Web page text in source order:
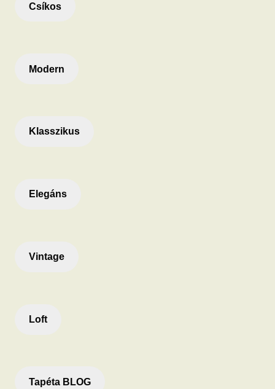
Csíkos
Modern
Klasszikus
Elegáns
Vintage
Loft
Tapéta BLOG